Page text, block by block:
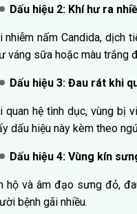
Dấu hiệu 2: Khí hư ra
nhiễm nấm Candida, dịch
váng sữa hoặc màu trắng
Dấu hiệu 3: Đau rát khi
quan hệ tình dục, vùng bị
dấu hiệu này kèm theo
Dấu hiệu 4: Vùng kín
hộ và âm đạo sưng đỏ,
bệnh gãi nhiều.